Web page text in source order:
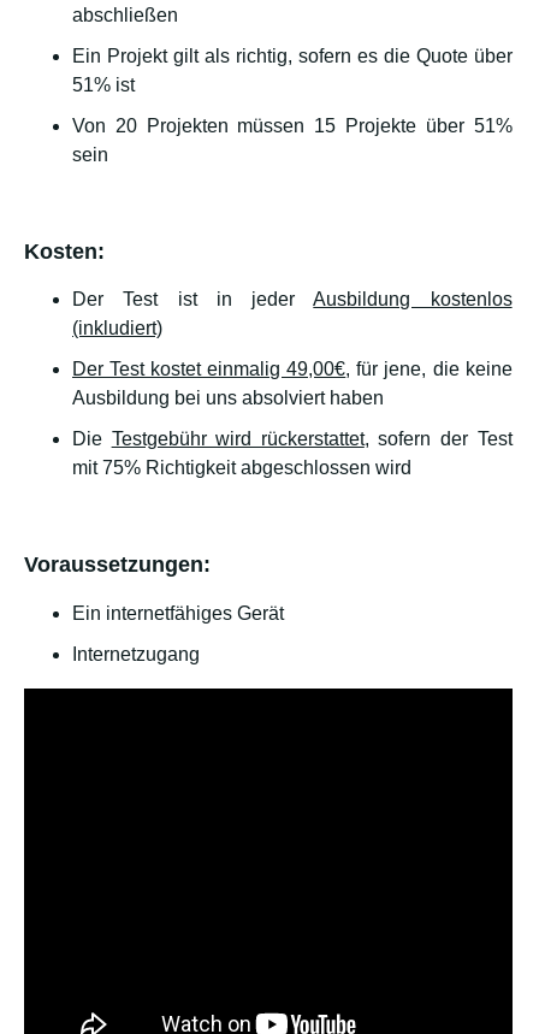
abschließen
Ein Projekt gilt als richtig, sofern es die Quote über
51% ist
Von 20 Projekten müssen 15 Projekte über 51%
sein
Kosten:
Der Test ist in jederAusbildung kostenlos
(inkludiert)
Der Test kostet einmalig 49,00€, für jene, die keine
Ausbildung bei uns absolviert haben
Die Testgebühr wird rückerstattet, sofern der Test
mit 75% Richtigkeit abgeschlossen wird
Voraussetzungen:
Ein internetfähiges Gerät
Internetzugang